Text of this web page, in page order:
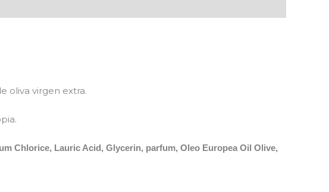
oliva virgen extra.
Chlorice, Lauric Acid, Glycerin, parfum, Oleo Europea Oil Olive,